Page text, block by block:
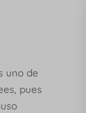
uno de
pues